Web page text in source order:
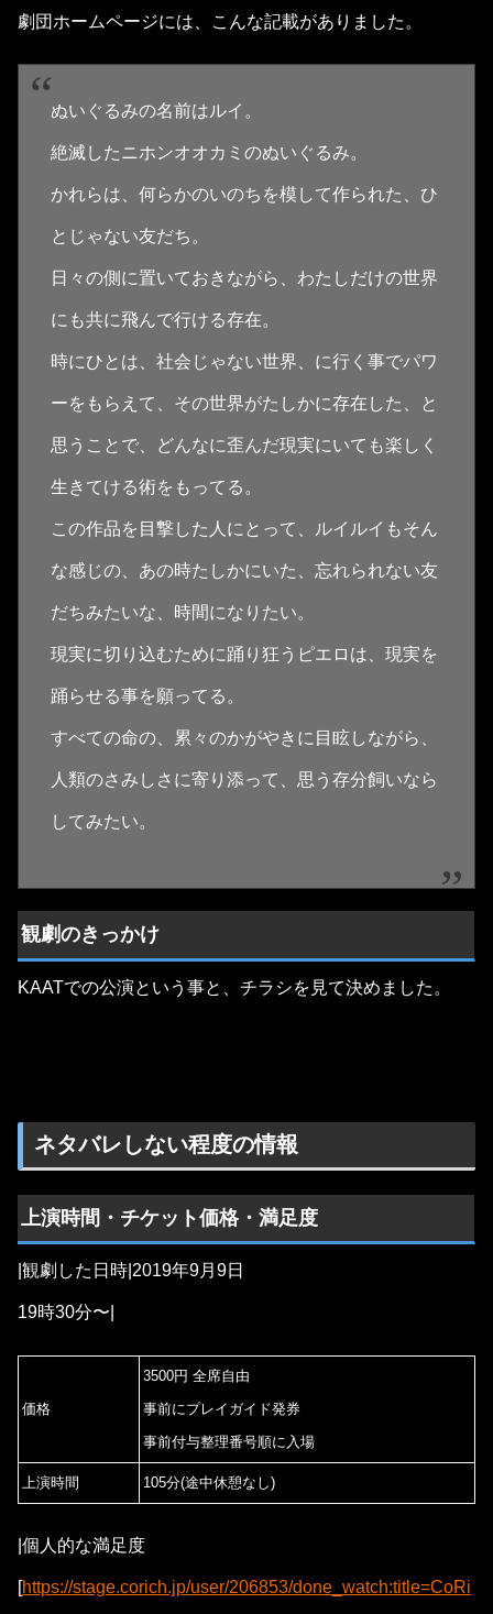
劇団ホームページには、こんな記載がありました。
ぬいぐるみの名前はルイ。
絶滅したニホンオオカミのぬいぐるみ。
かれらは、何らかのいのちを模して作られた、ひ
とじゃない友だち。
日々の側に置いておきながら、わたしだけの世界
にも共に飛んで行ける存在。
時にひとは、社会じゃない世界、に行く事でパワ
ーをもらえて、その世界がたしかに存在した、と
思うことで、どんなに歪んだ現実にいても楽しく
生きてける術をもってる。
この作品を目撃した人にとって、ルイルイもそん
な感じの、あの時たしかにいた、忘れられない友
だちみたいな、時間になりたい。
現実に切り込むために踊り狂うピエロは、現実を
踊らせる事を願ってる。
すべての命の、累々のかがやきに目眩しながら、
人類のさみしさに寄り添って、思う存分飼いなら
してみたい。
観劇のきっかけ
KAATでの公演という事と、チラシを見て決めました。
ネタバレしない程度の情報
上演時間・チケット価格・満足度
|観劇した日時|2019年9月9日
19時30分〜|
価格
3500円 全席自由
事前にプレイガイド発券
事前付与整理番号順に入場
上演時間 105分(途中休憩なし)
|個人的な満足度
[https://stage.corich.jp/user/206853/done_watch:title=CoRi